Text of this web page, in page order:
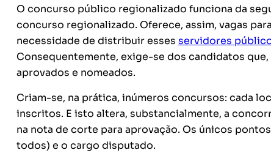
O concurso público regionalizado funciona da
concurso regionalizado. Oferece, assim, vagas
necessidade de distribuir esses servidores
Consequentemente, exige-se dos candidatos
aprovados e nomeados.
Criam-se, na prática, inúmeros concursos: cada
inscritos. E isto altera, substancialmente, a
na nota de corte para aprovação. Os únicos
todos) e o cargo disputado.